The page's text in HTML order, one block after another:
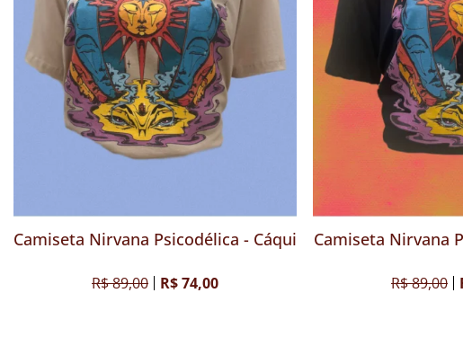
Única Vermelha
R$ 51,60
Camiseta Nirvana Psicodélica -